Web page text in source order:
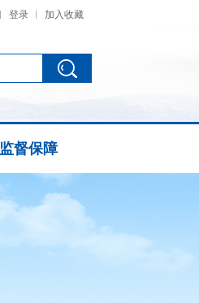
登录 加入收藏
监督保障